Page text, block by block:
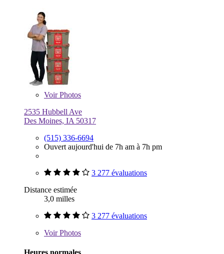
VoirPhotos
2535 Hubbell Ave
Des Moines, IA 50317
(515) 336-6694
Ouvert aujourd'hui de 7h am à 7h pm
3 277 évaluations
Distance estimée
3,0 milles
3 277 évaluations
VoirPhotos